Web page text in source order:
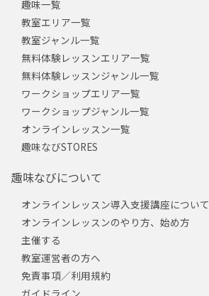
趣味一覧
教室エリア一覧
教室ジャンル一覧
無料体験レッスンエリア一覧
無料体験レッスンジャンル一覧
ワークショップエリア一覧
ワークショップジャンル一覧
オンラインレッスン一覧
趣味なびSTORES
趣味なびについて
オンラインレッスン導入支援講座について
オンラインレッスンのやり方、始め方
主催する
教室運営者の方へ
免責事項／利用規約